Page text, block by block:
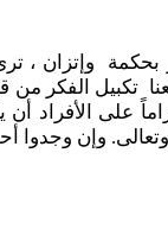
وإتزان ،
تكبيل الفكر
على الأفراد أن
وإن وجدوا